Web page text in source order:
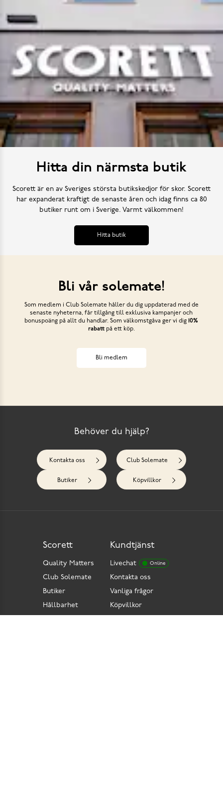
Hitta din närmsta butik
Scorett är en av Sveriges största butikskedjor för skor. Scorett
har expanderat kraftigt de senaste åren och idag finns ca 80
butiker runt om i Sverige. Varmt välkommen!
Hitta butik
Bli vår solemate!
Som medlem i Club Solemate håller du dig uppdaterad med de
senaste nyheterna, får tillgång till exklusiva kampanjer och
bonuspoäng på allt du handlar. Som välkomstgåva ger vi dig10%
rabattpå ett köp.
Bli medlem
Behöver du hjälp?
Kontakta oss Club Solemate
Butiker Köpvillkor
Kundtjänst
Livechat Online
Kontakta oss
Vanliga frågor
Köpvillkor
Scorett
Quality Matters
Club Solemate
Butiker
Hållbarhet